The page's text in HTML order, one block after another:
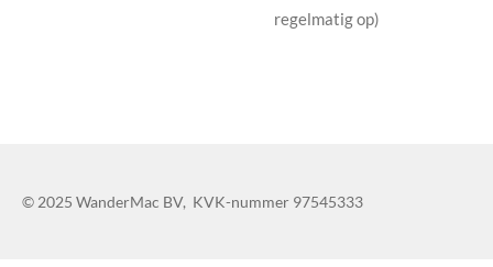
regelmatig op)
© 2025 WanderMac BV, KVK-nummer 97545333